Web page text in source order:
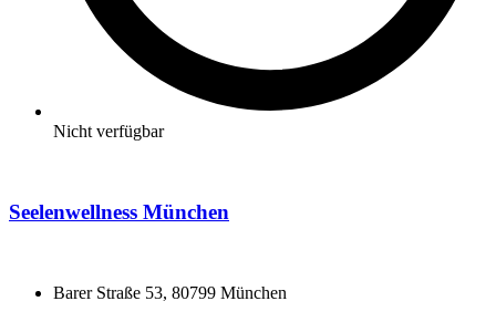
Nicht verfügbar
Seelenwellness München
Barer Straße 53, 80799 München